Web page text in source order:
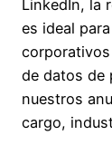
LinkedIn, la
es ideal
de datos de
nuestros
cargo,